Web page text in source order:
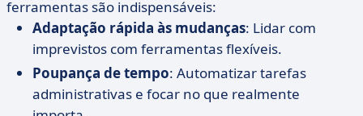
ferramentas são indispensáveis:
Adaptação rápida às mudanças: Lidar com
imprevistos com ferramentas flexíveis.
Poupança de tempo: Automatizar tarefas
administrativas e focar no que realmente